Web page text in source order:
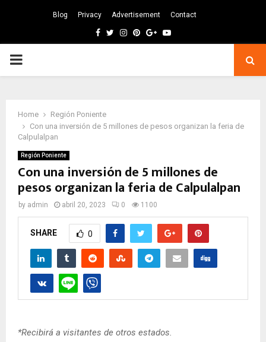
Blog Privacy Advertisement Contact
Facebook
TwitterInstagram
Pinterest
GoogleYoutube
PRIMARY
Home
Región Poniente
Con una inversión de 5 millones de pesos organizan la feria de
Calpulalpan
Región Poniente
Con una inversión de 5 millones de
pesos organizan la feria de Calpulalpan
by admin abril 20, 2023 0 1100
SHARE 0
*Recibirá a visitantes de otros estados.